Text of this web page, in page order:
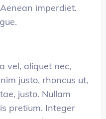
imperdiet.
vel, aliquet nec,
justo, rhoncus ut,
justo. Nullam
pretium. Integer